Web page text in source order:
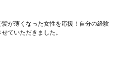
髪が薄くなった女性を応援！自分の経験
ていただきました。